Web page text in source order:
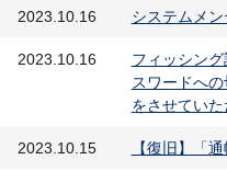
2023.10.16 システムメ
2023.10.16
フィッシン
スワードへ
をさせていた
2023.10.15 【復旧】「